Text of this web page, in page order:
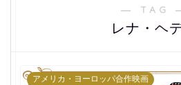
― TAG
レナ・ヘ
アメリカ・ヨーロッパ合作映画